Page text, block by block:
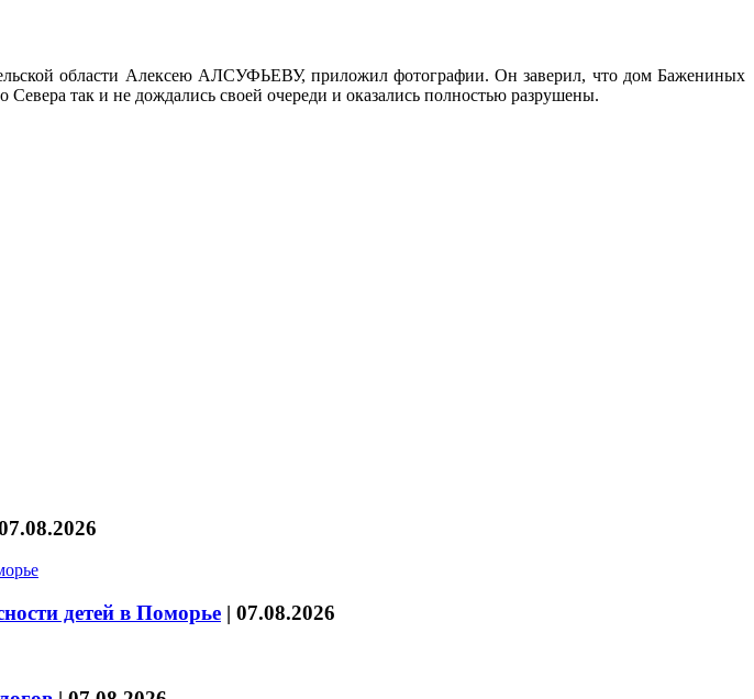
области Алексею АЛСУФЬЕВУ, приложил фотографии. Он заверил, что дом Бажениных
так и не дождались своей очереди и оказались полностью разрушены.
детей в Поморье | 07.08.2026